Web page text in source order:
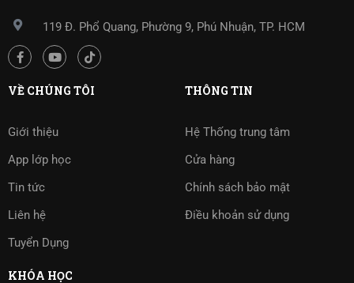
119 Đ. Phổ Quang, Phường 9, Phú Nhuận, TP. HCM
VỀ CHÚNG TÔI
Giới thiệu
App lớp học
Tin tức
Liên hệ
Tuyển Dụng
THÔNG TIN
Hệ Thống trung tâm
Cửa hàng
Chính sách bảo mật
Điều khoản sử dụng
KHÓA HỌC